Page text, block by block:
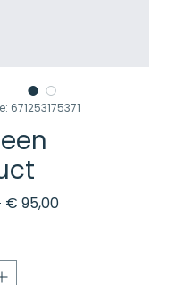
671253175371
Normale
€ 95,00Verkoopprijs